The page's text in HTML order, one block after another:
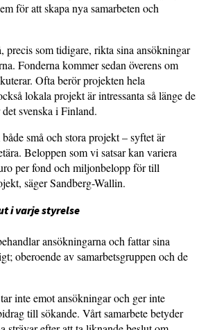
för att skapa nya samarbeten och
precis som tidigare, rikta sina ansökningar
Fonderna kommer sedan överens om
Ofta berör projekten hela
lokala projekt är intressanta så länge de
svenska i Finland.
små och stora projekt – syftet är
Beloppen som vi satsar kan variera
per fond och miljonbelopp för till
säger Sandberg-Wallin.
i varje styrelse
ansökningarna och fattar sina
oberoende av samarbetsgruppen och de
inte emot ansökningar och ger inte
till sökande. Vårt samarbete betyder